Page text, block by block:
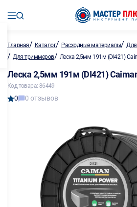
Главная/ Каталог/ Расходные материалы/Для
/ Для триммеров/ Леска 2,5мм 191м (DI421)
Леска 2,5мм 191м (DI421)
Код товара: 86449
0 0 отзывов